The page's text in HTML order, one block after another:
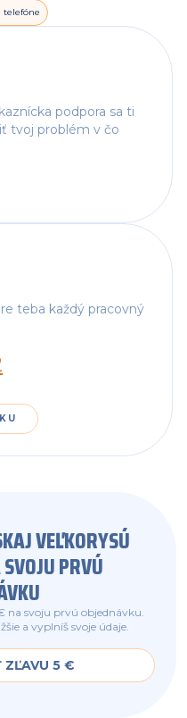
telefóne
podpora sa ti
tvoj problém v čo
teba každý pracovný
VEĽKORYSÚ
PRVÚ
na svoju prvú objednávku.
a vyplníš svoje údaje.
ZĽAVU 5 €